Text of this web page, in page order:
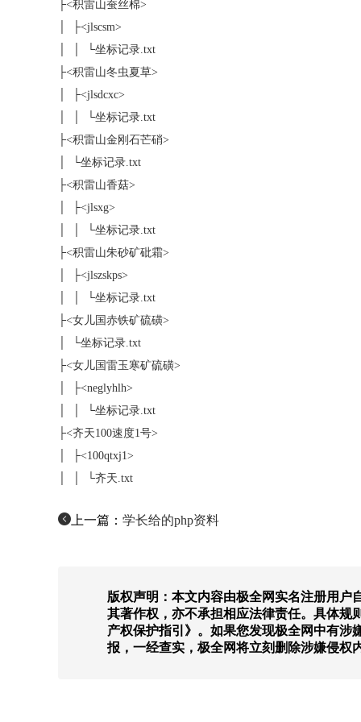
├<积雷山蚕丝棉>
│ ├<jlscsm>
│ │ └坐标记录.txt
├<积雷山冬虫夏草>
│ ├<jlsdcxc>
│ │ └坐标记录.txt
├<积雷山金刚石芒硝>
│ └坐标记录.txt
├<积雷山香菇>
│ ├<jlsxg>
│ │ └坐标记录.txt
├<积雷山朱砂矿砒霜>
│ ├<jlszskps>
│ │ └坐标记录.txt
├<女儿国赤铁矿硫磺>
│ └坐标记录.txt
├<女儿国雷玉寒矿硫磺>
│ ├<neglyhlh>
│ │ └坐标记录.txt
├<齐天100速度1号>
│ ├<100qtxj1>
│ │ └齐天.txt
上一篇： 学长给的php资料
版权声明：本文内容由极全网实名注册用户
其著作权，亦不承担相应法律责任。具体规
产权保护指引》。如果您发现极全网中有涉
报，一经查实，极全网将立刻删除涉嫌侵权